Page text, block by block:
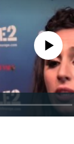
source